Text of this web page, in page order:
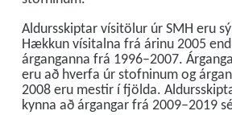
Aldursskiptar vísitölur úr SMH eru
Hækkun vísitalna frá árinu 2005
árganganna frá 1996–2007.
eru að hverfa úr stofninum og
2008 eru mestir í fjölda.
kynna að árgangar frá 2009–2019